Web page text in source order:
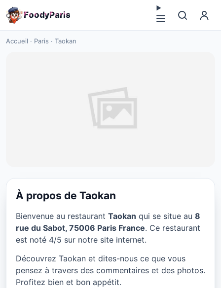
FoodyParis
Accueil · Paris · Taokan
Taokan à Paris
★ 4/5
À propos de Taokan
Bienvenue au restaurant Taokan qui se situe au 8
rue du Sabot, 75006 Paris France. Ce restaurant
est noté 4/5 sur notre site internet.
Découvrez Taokan et dites-nous ce que vous
pensez à travers des commentaires et des photos.
Profitez bien et bon appétit.